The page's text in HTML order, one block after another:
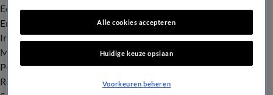
Economie
Entertainment
Infrastructuur
Milieu en Gezondheid
Politiek
Royalty
Alle cookies accepteren
Huidige keuze opslaan
Voorkeuren beheren